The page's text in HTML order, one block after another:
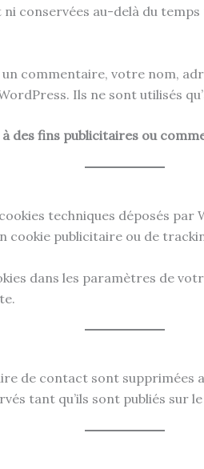
ni conservées au-delà du
un commentaire, votre nom,
Ils ne sont utilisés
des fins publicitaires ou
techniques déposés par
cookie publicitaire ou de
dans les paramètres de
de contact sont
tant qu’ils sont publiés sur